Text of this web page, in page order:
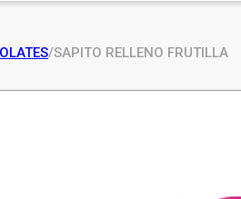
/SAPITO RELLENO FRUTILLA